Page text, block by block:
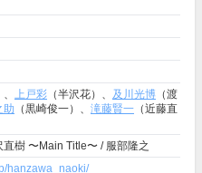
上戸彩 （半沢花）、 及川光博 （渡
助 （黒崎俊一）、 滝藤賢一 （近藤直
樹 〜Main Title〜 / 服部隆之
hanzawa_naoki/